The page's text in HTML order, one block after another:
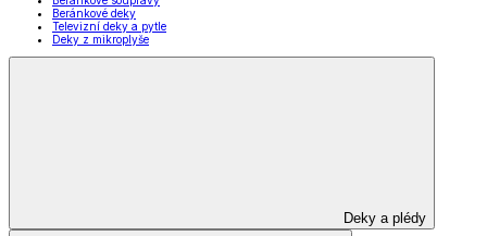
Beránkové deky
Televizní deky a pytle
Deky z mikroplyše
Deky a plédy